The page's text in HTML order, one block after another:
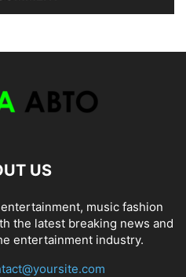
US
music fashion
the latest breaking news and
entertainment industry.